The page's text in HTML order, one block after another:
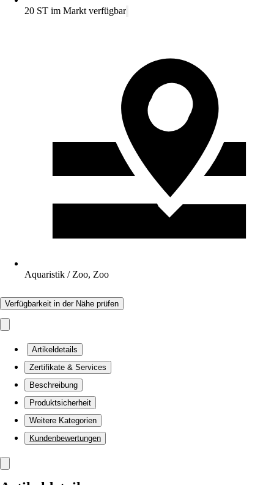
20 ST im Markt verfügbar
Aquaristik / Zoo, Zoo
Verfügbarkeit in der Nähe prüfen
Artikeldetails
Zertifikate & Services
Beschreibung
Produktsicherheit
Weitere Kategorien
Kundenbewertungen